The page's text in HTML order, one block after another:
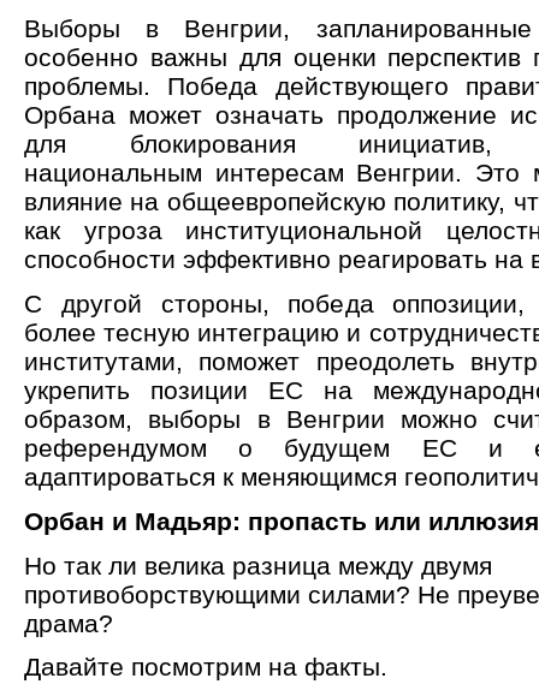
Выборы в Венгрии,
особенно важны для оценки перспектив
проблемы. Победа действующего
Орбана может означать продолжение
для блокирования инициатив,
национальным интересам Венгрии. Это
влияние на общеевропейскую политику,
как угроза институциональной
способности эффективно реагировать на
С другой стороны, победа
более тесную интеграцию и
институтами, поможет преодолеть
укрепить позиции ЕС на
образом, выборы в Венгрии можно
референдумом о будущем ЕС и
адаптироваться к меняющимся
Орбан и Мадьяр: пропасть или
Но так ли велика разница между двумя
противоборствующими силами? Не
драма?
Давайте посмотрим на факты.